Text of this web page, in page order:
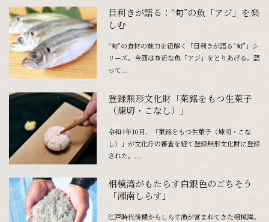
目利きが語る：“旬”の魚「アジ」を楽
しむ
“旬”の食材の魅力を紐解く「目利きが語る“旬”」シ
リーズ。今回は身近な魚「アジ」をとりあげる。語
って...
登録無形文化財「菓銘をもつ生菓子
（煉切・こなし）」
令和4年10月、「菓銘をもつ生菓子（煉切・こな
し）」が文化庁の審査を経て登録無形文化財に登録
された。...
相模湾がもたらす白銀色のごちそう
「湘南しらす」
江戸時代後期からしらす漁が営まれてきた相模湾。